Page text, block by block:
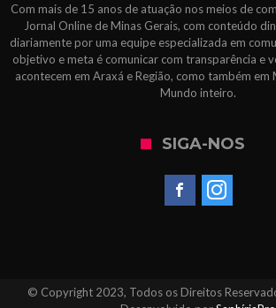
Com mais de 15 anos de atuação nos meios de
Jornal Online de Minas Gerais, com conteúdo
diariamente por uma equipe especializada em
objetivo e meta é comunicar com transparência e
acontecem em Araxá e Região, como também em
Mundo inteiro.
SIGA-NOS
© Copyright 2023, Todos os Direitos